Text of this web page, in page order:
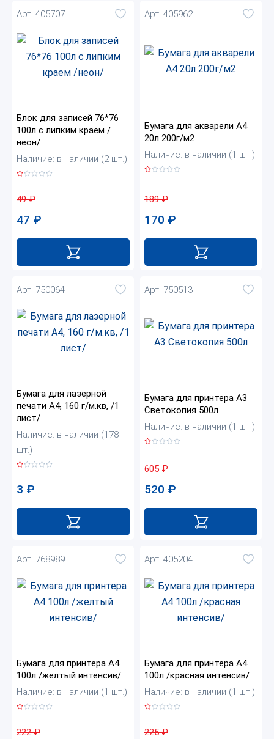
Арт. 405707
Блок для записей 76*76
100л с липким краем /
неон/
Наличие: в наличии (2 шт.)
49₽
47 ₽
Арт. 405962
Бумага для акварели А4
20л 200г/м2
Наличие: в наличии (1 шт.)
189₽
170 ₽
Арт. 750064
Бумага для лазерной
печати А4, 160 г/м.кв, /1
лист/
Наличие: в наличии (178
шт.)
3 ₽
Арт. 750513
Бумага для принтера А3
Светокопия 500л
Наличие: в наличии (1 шт.)
605₽
520 ₽
Арт. 768989
Бумага для принтера А4
100л /желтый интенсив/
Наличие: в наличии (1 шт.)
222₽
Арт. 405204
Бумага для принтера А4
100л /красная интенсив/
Наличие: в наличии (1 шт.)
225₽